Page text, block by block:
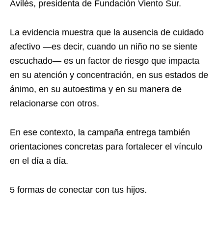
Avilés, presidenta de Fundación Viento Sur.
La evidencia muestra que la ausencia de cuidado
afectivo —es decir, cuando un niño no se siente
escuchado— es un factor de riesgo que impacta
en su atención y concentración, en sus estados de
ánimo, en su autoestima y en su manera de
relacionarse con otros.
En ese contexto, la campaña entrega también
orientaciones concretas para fortalecer el vínculo
en el día a día.
5 formas de conectar con tus hijos.